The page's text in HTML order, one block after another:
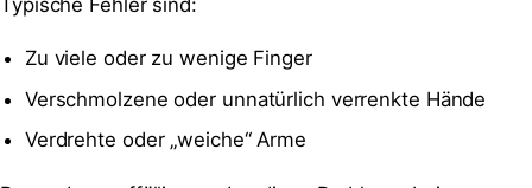
Zu viele oder zu wenige Finger
Verschmolzene oder unnatürlich verrenkte Hände
Verdrehte oder „weiche“ Arme